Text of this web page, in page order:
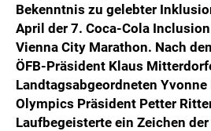
COCA COLA
PRESSEKONTAKT
Bekenntnis zu gelebter
April der 7. Coca-Cola
Vienna City Marathon. Nach
ÖFB-Präsident Klaus
Landtagsabgeordneten
Olympics Präsident Petter
Laufbegeisterte ein Zeichen